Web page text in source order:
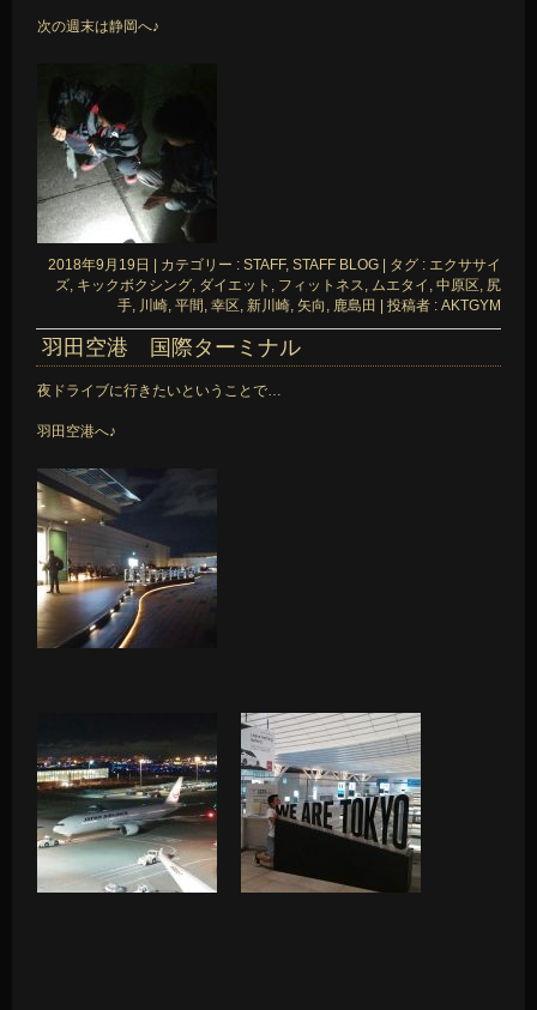
次の週末は静岡へ♪
2018年9月19日 カテゴリー : STAFF, STAFF BLOG タグ : エクササイ
ズ, キックボクシング, ダイエット , フィットネス, ムエタイ , 中原区, 尻
手, 川崎, 平間 , 幸区, 新川崎, 矢向 , 鹿島田 投稿者 : AKTGYM
羽田空港 国際ターミナル
夜ドライブに行きたいということで…
羽田空港へ♪